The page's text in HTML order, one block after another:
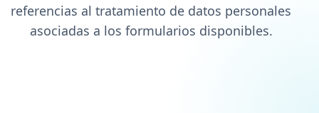
referencias al tratamiento de datos personales
asociadas a los formularios disponibles.